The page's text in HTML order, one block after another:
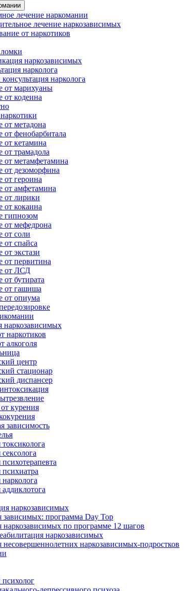
лечение наркомании
лечение наркозависимых
от наркотиков
наркозависимых
нарколога
нарколога
от марихуаны
от кодеина
от метадона
от фенобарбитала
от кетамина
от трамадола
от метамфетамина
от дезоморфина
от героина
от амфетамина
от лирики
от кокаина
гипнозом
от мефедрона
от соли
от спайса
от экстази
от первитина
от ЛСД
от бутирата
от гашиша
от опиума
наркозависимых
наркотиков
алкоголя
центр
стационар
диспансер
курения
зависимость
психиатра
наркозависимых
зависимых: программа Day Top
наркозависимых по программе 12 шагов
наркозависимых
несовершеннолетних наркозависимых-подростков